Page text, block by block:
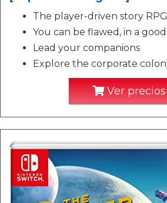
The player-driven story RPG
You can be flawed, in a
Lead your companions
Explore the corporate
Ver